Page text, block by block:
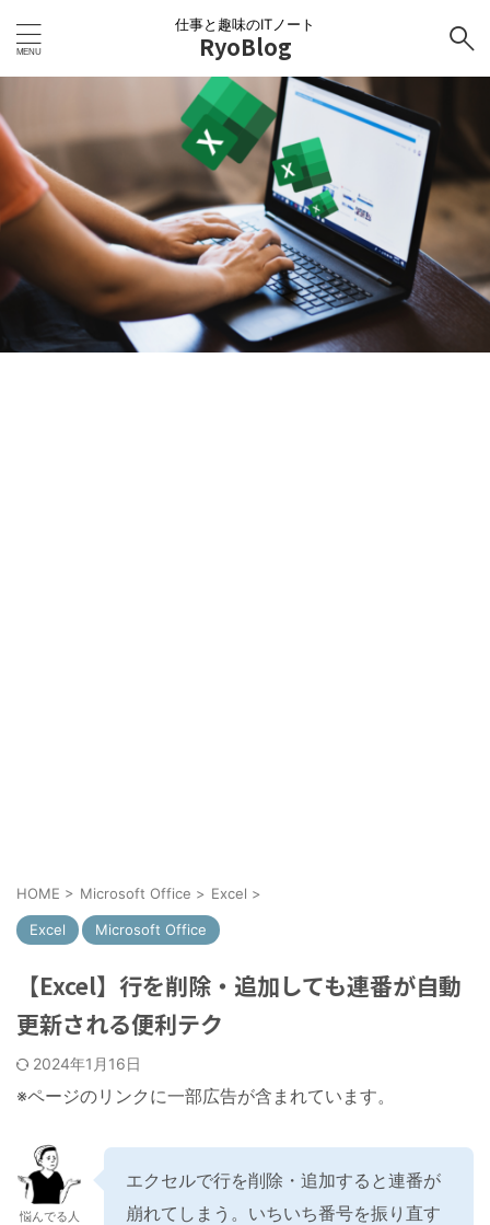
仕事と趣味のITノート
RyoBlog
HOME > Microsoft Office > Excel >
Excel Microsoft Office
【Excel】行を削除・追加しても連番が自動
更新される便利テク
2024年1月16日
※ページのリンクに一部広告が含まれています。
悩んでる人
エクセルで行を削除・追加すると連番が
崩れてしまう。いちいち番号を振り直す